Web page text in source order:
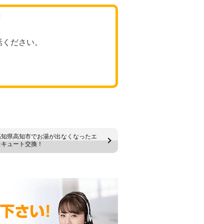
ださい。
県高知市でお湯が出なくなったエ
キュート交換！